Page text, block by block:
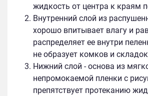
жидкость от центра к краям
Внутренний слой из
хорошо впитывает влагу и
распределяет ее внутри
не образует комков и
Нижний слой - основа из
непромокаемой пленки с
препятствует протеканию